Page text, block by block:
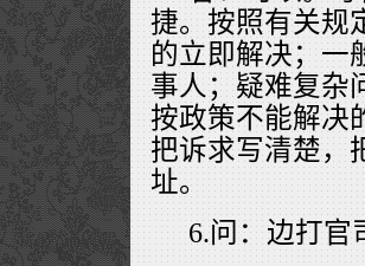
捷。按照有关规
的立即解决；一
事人；疑难复杂
按政策不能解决
把诉求写清楚，
址。
6.问：边打官